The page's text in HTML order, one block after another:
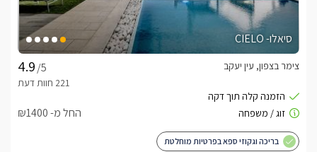
סיאלו- CIELO
/5
צימר בצפון, עין יעקב
החל מ- ₪1400
בריכה וגקוזי ספא בפרטיות מוחלטת